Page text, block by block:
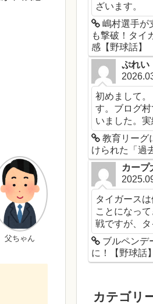
父ちゃん
ざいます。
嶋村選手が
も撃破！タイ
感【野球話】
ぷれい
初めまして
す。ブログ
いました。
教育リーグ
けられた「過
カープ
タイガース
ことになっ
戦ですが、
ブルペンデ
に！【野球話】
カテゴリ